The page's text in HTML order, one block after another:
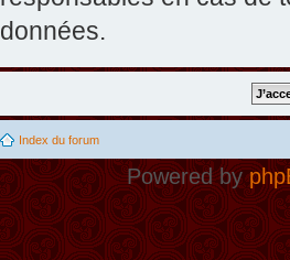
données.
Index du forum
Powered by